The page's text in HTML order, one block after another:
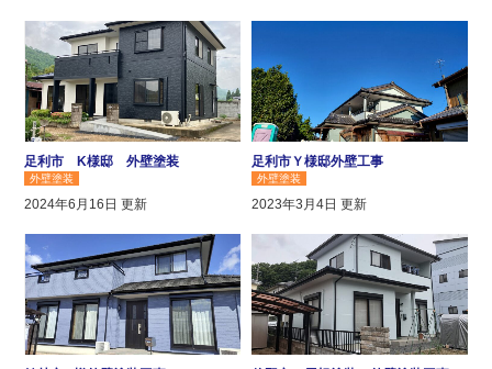
足利市 K様邸 外壁塗装
2024年6月16日 更新
外壁塗装
足利市Ｙ様邸外壁工事
2023年3月4日 更新
外壁塗装